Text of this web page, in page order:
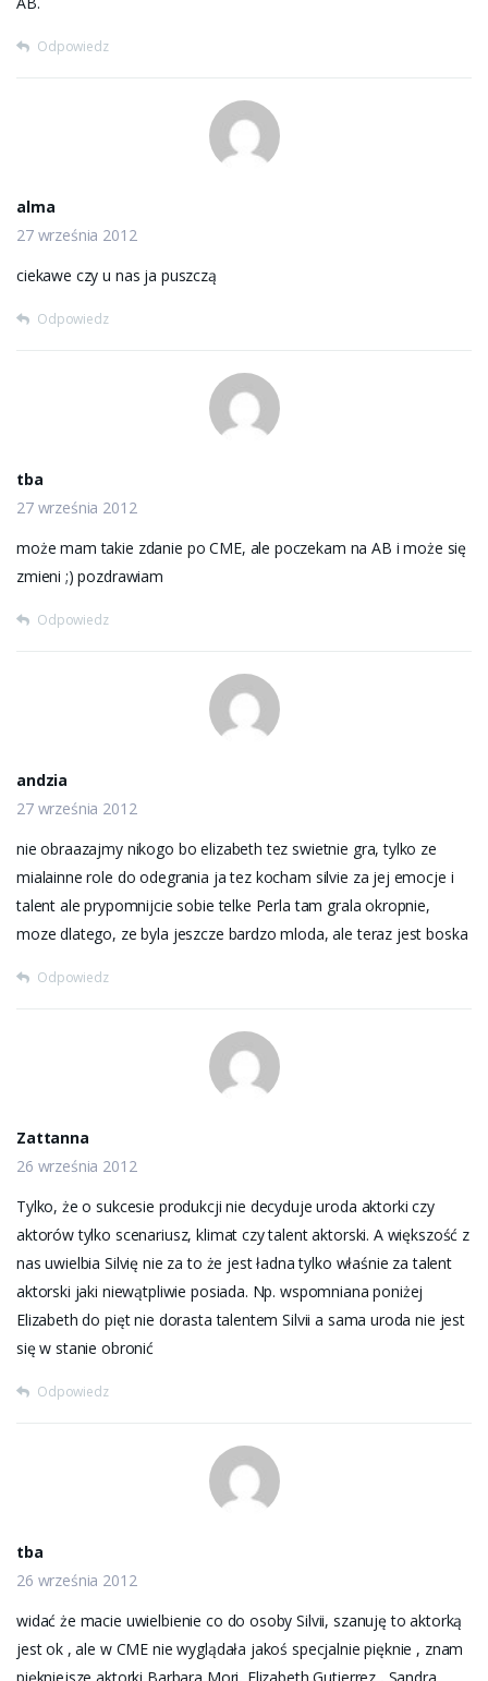
Odpowiedz
alma
27 września 2012
ciekawe czy u nas ja puszczą
Odpowiedz
tba
27 września 2012
może mam takie zdanie po CME, ale poczekam na AB i może się
zmieni ;) pozdrawiam
Odpowiedz
andzia
27 września 2012
nie obraazajmy nikogo bo elizabeth tez swietnie gra, tylko ze
mialainne role do odegrania ja tez kocham silvie za jej emocje i
talent ale prypomnijcie sobie telke Perla tam grala okropnie,
moze dlatego, ze byla jeszcze bardzo mloda, ale teraz jest boska
Odpowiedz
Zattanna
26 września 2012
Tylko, że o sukcesie produkcji nie decyduje uroda aktorki czy
aktorów tylko scenariusz, klimat czy talent aktorski. A większość z
nas uwielbia Silvię nie za to że jest ładna tylko właśnie za talent
aktorski jaki niewątpliwie posiada. Np. wspomniana poniżej
Elizabeth do pięt nie dorasta talentem Silvii a sama uroda nie jest
się w stanie obronić
Odpowiedz
tba
26 września 2012
widać że macie uwielbienie co do osoby Silvii, szanuję to aktorką
jest ok , ale w CME nie wyglądała jakoś specjalnie pięknie , znam